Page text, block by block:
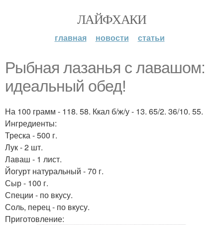
ЛАЙФХАКИ
главная новости статьи
Рыбная лазанья с лавашом:
идеальный обед!
На 100 грамм - 118. 58. Ккал б/ж/у - 13. 65/2. 36/10. 55.
Ингредиенты:
Треска - 500 г.
Лук - 2 шт.
Лаваш - 1 лист.
Йогурт натуральный - 70 г.
Сыр - 100 г.
Специи - по вкусу.
Соль, перец - по вкусу.
Приготовление: